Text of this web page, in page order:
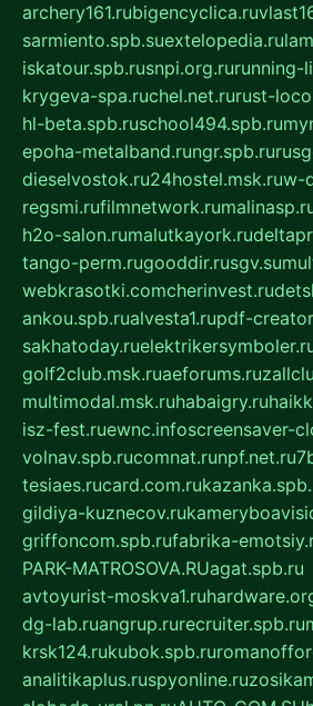
archery161.rubigencyclica.ru
sarmiento.spb.suextelopedia.ru
iskatour.spb.rusnpi.org.rurunning-
krygeva-spa.ruchel.net.rurust-
hl-beta.spb.ruschool494.spb.ru
epoha-metalband.rungr.spb.ru
dieselvostok.ru24hostel.msk.ruw-
regsmi.rufilmnetwork.ru
h2o-salon.rumalutkayork.ru
tango-perm.rugooddir.rusgv.su
webkrasotki.comcherinvest.ru
ankou.spb.rualvesta1.rupdf-
sakhatoday.ru
golf2club.msk.ruaeforums.ru
multimodal.msk.ruhabaigry.ru
isz-fest.ruewnc.infoscreensaver-
volnav.spb.rucomnat.runpf.net.ru
tesiaes.rucard.com.ru
gildiya-kuznecov.ru
griffoncom.spb.rufabrika-
PARK-MATROSOVA.RUagat.spb.ru
avtoyurist-moskva1.ru
dg-lab.ruangrup.rurecruiter.spb.ru
krsk124.rukubok.spb.ru
analitikaplus.ruspyonline.ru